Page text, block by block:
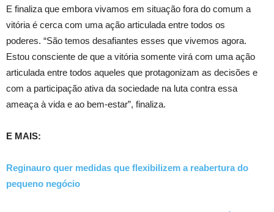
E finaliza que embora vivamos em situação fora do comum a
vitória é cerca com uma ação articulada entre todos os
poderes. “São temos desafiantes esses que vivemos agora.
Estou consciente de que a vitória somente virá com uma ação
articulada entre todos aqueles que protagonizam as decisões e
com a participação ativa da sociedade na luta contra essa
ameaça à vida e ao bem-estar”, finaliza.
E MAIS:
Reginauro quer medidas que flexibilizem a reabertura do
pequeno negócio